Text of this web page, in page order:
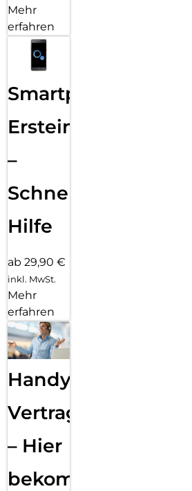
Mehr
erfahren
Smartphone
Ersteinrichtung
–
Schnelle
Hilfe
ab 29,90 €
inkl. MwSt.
Mehr
erfahren
Handy
Vertragsabwicklung
– Hier
bekommst